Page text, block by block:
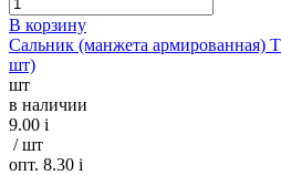
В корзину
Сальник (манжета армированная)
шт)
шт
в наличии
9.00 i
/ шт
опт. 8.30 i